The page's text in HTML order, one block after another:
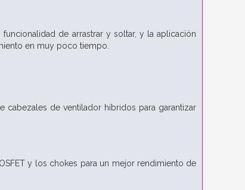
de arrastrar y soltar, y la aplicación
en muy poco tiempo.
cabezales de ventilador híbridos para garantizar
y los chokes para un mejor rendimiento de